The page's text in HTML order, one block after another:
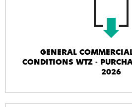
GENERAL
CONDITIONS WTZ -
2026